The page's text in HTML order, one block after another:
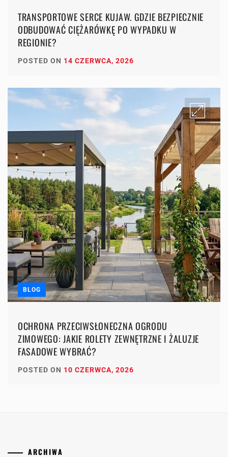
TRANSPORTOWE SERCE KUJAW. GDZIE BEZPIECZNIE
ODBUDOWAĆ CIĘŻARÓWKĘ PO WYPADKU W
REGIONIE?
POSTED ON 14 CZERWCA, 2026
BLOG
OCHRONA PRZECIWSŁONECZNA OGRODU
ZIMOWEGO: JAKIE ROLETY ZEWNĘTRZNE I ŻALUZJE
FASADOWE WYBRAĆ?
POSTED ON 10 CZERWCA, 2026
ARCHIWA